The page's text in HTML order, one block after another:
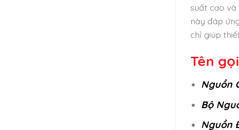
suất cao và
này đáp
chỉ giúp
Tên
Nguồn
Bộ
Nguồn